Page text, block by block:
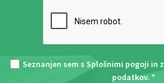
Seznanjen sem s Splošnimi pogoji in z
podatkov. *